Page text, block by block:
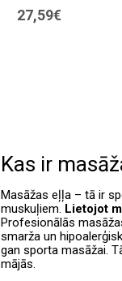
27,59€
Kas ir
Masāžas eļļa – tā ir
muskuļiem. Lietojot
Profesionālās
smarža un
gan sporta masāžai.
mājās.